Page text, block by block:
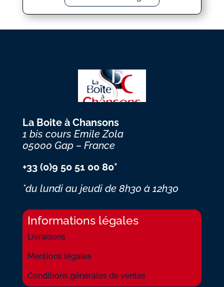
La Boite à Chansons
1 bis cours Emile Zola
05000 Gap – France
+33 (0)9 50 51 00 80*
*du lundi au jeudi de 8h30 à 12h30
Informations légales
Livraisons
Mentions légales
Conditions générales de ventes